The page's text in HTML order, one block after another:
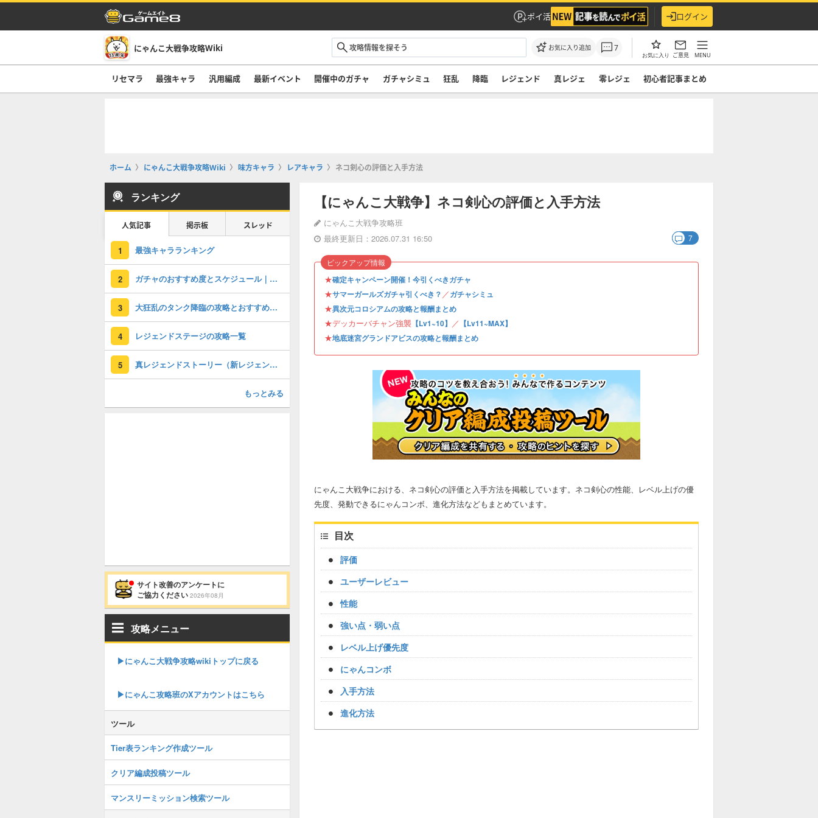
ポイ活 ログイン
にゃんこ大戦争攻略Wiki お気に入り追加 7
お気に入り ご意見 MENU
リセマラ 最強キャラ 汎用編成 最新イベント 開催中のガチャ ガチャシミュ 狂乱 降臨 レジェンド 真レジェ 零レジェ 初心者記事まとめ
ホーム にゃんこ大戦争攻略Wiki 味方キャラ レアキャラ ネコ剣心の評価と入手方法
【にゃんこ大戦争】ネコ剣心の評価と入手方法
にゃんこ大戦争攻略班
最終更新日：2026.07.31 16:50
7
★確定キャンペーン開催！今引くべきガチャ
★サマーガールズガチャ引くべき？ ／ガチャシミュ
★異次元コロシアムの攻略と報酬まとめ
★デッカーバチャン強襲 【Lv1~10】 ／ 【Lv11~MAX】
★地底迷宮グランドアビスの攻略と報酬まとめ
ピックアップ情報
にゃんこ大戦争における、ネコ剣心の評価と入手方法を掲載しています。ネコ剣心の性能、レベル上げの優
先度、発動できるにゃんコンボ、進化方法などもまとめています。
目次
評価
ユーザーレビュー
性能
強い点・弱い点
レベル上げ優先度
にゃんコンボ
入手方法
進化方法
ランキング
人気記事 掲示板 スレッド
1 最強キャラランキング
2 ガチャのおすすめ度とスケジュール｜今引くべきガチャ
3 大狂乱のタンク降臨の攻略とおすすめキャラ
4 レジェンドステージの攻略一覧
5 真レジェンドストーリー（新レジェンド）の攻略一覧
もっとみる
サイト改善のアンケートに
ご協力ください 2026年08月
攻略メニュー
▶︎にゃんこ大戦争攻略wikiトップに戻る
▶︎にゃんこ攻略班のXアカウントはこちら
ツール
Tier表ランキング作成ツール
クリア編成投稿ツール
マンスリーミッション検索ツール